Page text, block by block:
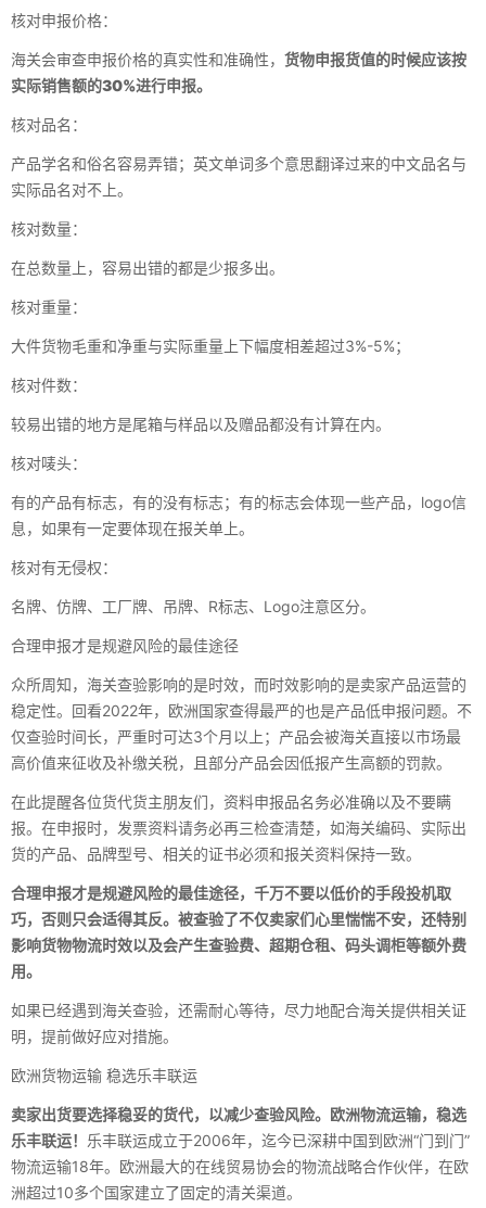
核对申报价格：
海关会审查申报价格的真实性和准确性， 货物申报货值的时候应该按
实际销售额的30%进行申报。
核对品名：
产品学名和俗名容易弄错；英文单词多个意思翻译过来的中文品名与
实际品名对不上。
核对数量：
在总数量上，容易出错的都是少报多出。
核对重量：
大件货物毛重和净重与实际重量上下幅度相差超过3%-5%；
核对件数：
较易出错的地方是尾箱与样品以及赠品都没有计算在内。
核对唛头：
有的产品有标志，有的没有标志；有的标志会体现一些产品，logo信
息，如果有一定要体现在报关单上。
核对有无侵权：
名牌、仿牌、工厂牌、吊牌、R标志、Logo注意区分。
合理申报才是规避风险的最佳途径
众所周知，海关查验影响的是时效，而时效影响的是卖家产品运营的
稳定性。回看2022年，欧洲国家查得最严的也是产品低申报问题。不
仅查验时间长，严重时可达3个月以上；产品会被海关直接以市场最
高价值来征收及补缴关税，且部分产品会因低报产生高额的罚款。
在此提醒各位货代货主朋友们，资料申报品名务必准确以及不要瞒
报。在申报时，发票资料请务必再三检查清楚，如海关编码、实际出
货的产品、品牌型号、相关的证书必须和报关资料保持一致。
合理申报才是规避风险的最佳途径，千万不要以低价的手段投机取
巧，否则只会适得其反。被查验了不仅卖家们心里惴惴不安，还特别
影响货物物流时效以及会产生查验费、超期仓租、码头调柜等额外费
用。
如果已经遇到海关查验，还需耐心等待，尽力地配合海关提供相关证
明，提前做好应对措施。
欧洲货物运输 稳选乐丰联运
卖家出货要选择稳妥的货代，以减少查验风险。 欧洲物流运输，稳选
乐丰联运！ 乐丰联运成立于2006年，迄今已深耕中国到欧洲“门到门”
物流运输18年。欧洲最大的在线贸易协会的物流战略合作伙伴，在欧
洲超过10多个国家建立了固定的清关渠道。